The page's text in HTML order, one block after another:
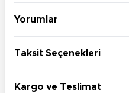
Yorumlar
Taksit Seçenekleri
Kargo ve Teslimat